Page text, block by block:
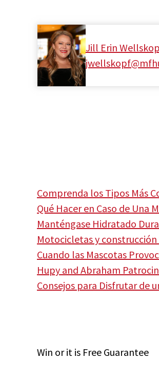
Jill Erin
Comprenda los Tipos Más
Qué Hacer en Caso de Una
Manténgase Hidratado
Motocicletas y
Cuando las Mascotas
Hupy and Abraham
Consejos para Disfrutar de
Win or it is Free Guarantee